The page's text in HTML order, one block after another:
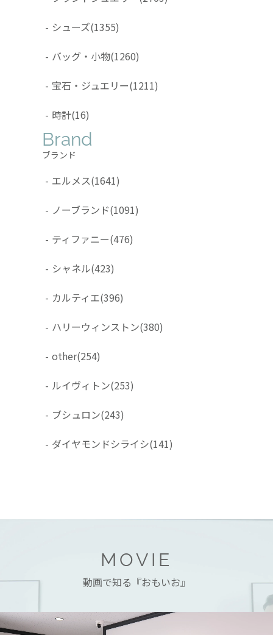
- シューズ(1355)
- バッグ・小物(1260)
- 宝石・ジュエリー(1211)
- 時計(16)
Brand
ブランド
- エルメス(1641)
- ノーブランド(1091)
- ティファニー(476)
- シャネル(423)
- カルティエ(396)
- ハリーウィンストン(380)
- other(254)
- ルイヴィトン(253)
- ブシュロン(243)
- ダイヤモンドシライシ(141)
MOVIE
動画で知る『おもいお』